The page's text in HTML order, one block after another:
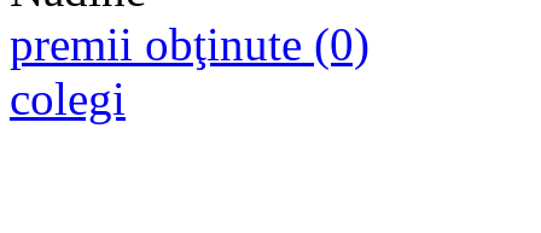
premii obţinute (0)
colegi